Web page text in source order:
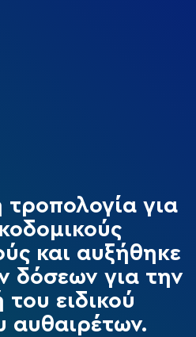
για
και αυξήθηκε
δόσεων για την
ειδικού
αυθαιρέτων.